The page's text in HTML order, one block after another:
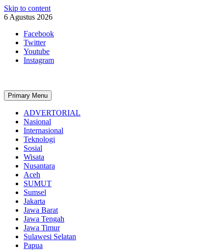
Skip to content
6 Agustus 2026
Facebook
Twitter
Youtube
Instagram
Primary Menu
ADVERTORIAL
Nasional
Internasional
Teknologi
Sosial
Wisata
Nusantara
Aceh
SUMUT
Sumsel
Jakarta
Jawa Barat
Jawa Tengah
Jawa Timur
Sulawesi Selatan
Papua